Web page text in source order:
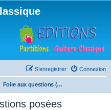
Connexion
S’enregistrer
Foire aux questions (Questions posées fréquemment)
posées